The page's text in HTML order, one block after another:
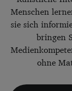
Menschen
sie sich
bringen
ohne